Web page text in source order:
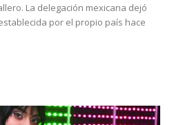
dejó
por el propio país hace